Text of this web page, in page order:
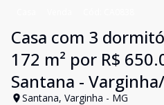
Casa com 3
172 m² por R$
Santana -
Santana, Varginha - MG